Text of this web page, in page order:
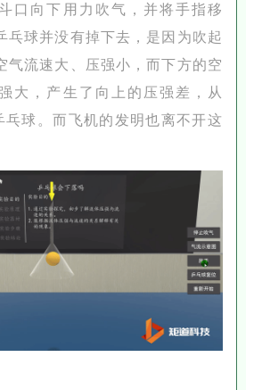
口向下用力吹气，并将手指移
乓球并没有掉下去，是因为吹起
气流速大、压强小，而下方的空
大，产生了向上的压强差，从
乓球。而飞机的发明也离不开这